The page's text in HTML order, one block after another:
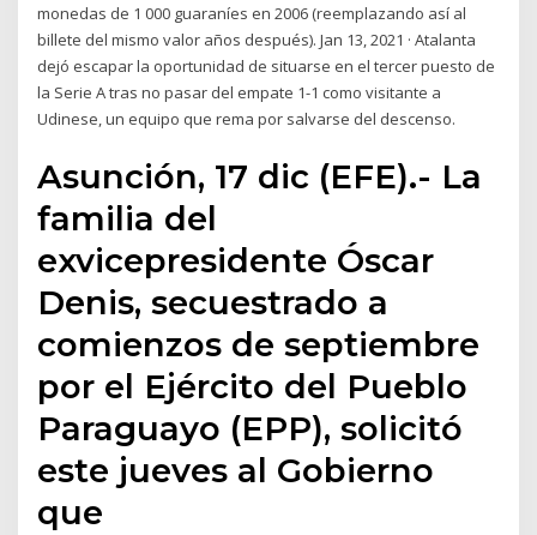
monedas de 1 000 guaraníes en 2006 (reemplazando así al
billete del mismo valor años después). Jan 13, 2021 · Atalanta
dejó escapar la oportunidad de situarse en el tercer puesto de
la Serie A tras no pasar del empate 1-1 como visitante a
Udinese, un equipo que rema por salvarse del descenso.
Asunción, 17 dic (EFE).- La
familia del
exvicepresidente Óscar
Denis, secuestrado a
comienzos de septiembre
por el Ejército del Pueblo
Paraguayo (EPP), solicitó
este jueves al Gobierno
que